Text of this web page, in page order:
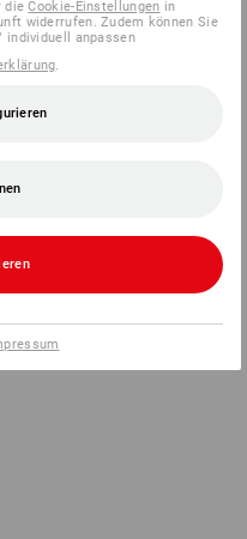
dieCookie-Einstellungen in
widerrufen. Zudem können Sie
individuell anpassen
.